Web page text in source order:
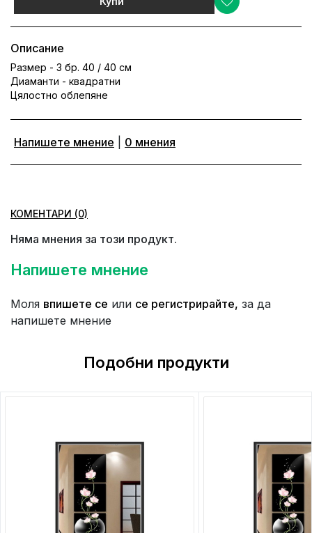
Описание
Размер - 3 бр. 40 / 40 см
Диаманти - квадратни
Цялостно облепяне
Напишете мнение 0 мнения
КОМЕНТАРИ (0)
Няма мнения за този продукт.
Напишете мнение
Моля впишете се или се регистрирайте, за да
напишете мнение
Подобни продукти